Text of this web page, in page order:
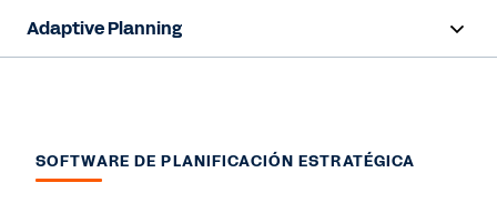
Adaptive Planning
Capacidades
SOFTWARE DE PLANIFICACIÓN ESTRATÉGICA